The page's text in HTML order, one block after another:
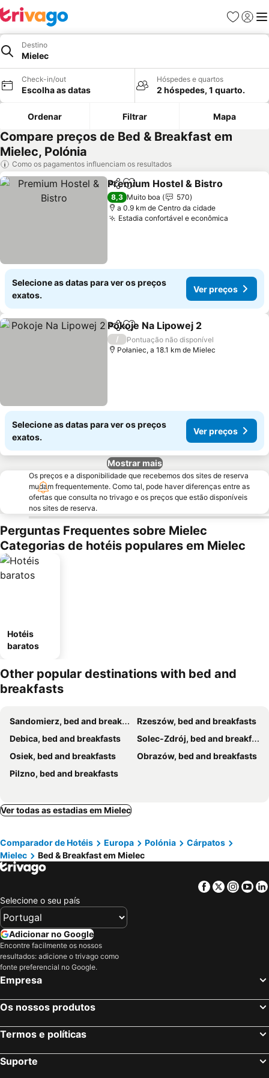
Favoritos
Iniciar
Destino
Mielec
Check-in/out
Escolha as datas
Hóspedes e quartos
2 hóspedes, 1 quarto.
Ordenar Filtrar Mapa
Compare preços de Bed & Breakfast em
Mielec, Polónia
Como os pagamentos influenciam os resultados
PartilharAdicionar aos favoritos
Premium Hostel & Bistro
8,3 Muito boa
570
a 0.9 km de Centro da cidade
Estadia confortável e econômica
Selecione as datas para ver os preços
exatos.
Ver preços
PartilharAdicionar aos favoritos
Pokoje Na Lipowej 2
/
Pontuação não disponível
Połaniec, a 18.1 km de Mielec
Selecione as datas para ver os preços
exatos.
Ver preços
Mostrar mais
Os preços e a disponibilidade que recebemos dos sites de reserva
mudam frequentemente. Como tal, pode haver diferenças entre as
ofertas que consulta no trivago e os preços que estão disponíveis
nos sites de reserva.
Perguntas Frequentes sobre Mielec
Categorias de hotéis populares em Mielec
Hotéis
baratos
Other popular destinations with bed and
breakfasts
Sandomierz, bed and breakfasts
Rzeszów, bed and breakfasts
Debica, bed and breakfasts
Solec-Zdrój, bed and breakfasts
Osiek, bed and breakfasts
Obrazów, bed and breakfasts
Pilzno, bed and breakfasts
Ver todas as estadias em Mielec
Comparador de Hotéis Europa Polónia
Cárpatos
Mielec
Bed & Breakfast em Mielec
Facebook
Twitter
Selecione o seu país
Adicionar no Google
Encontre facilmente os nossos
resultados: adicione o trivago como
fonte preferencial no Google.
Empresa
Os nossos produtos
Termos e políticas
Suporte